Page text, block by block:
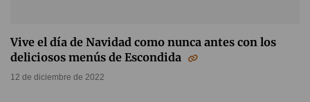
Vive el día de Navidad como nunca antes con los
deliciosos menús de Escondida
12 de diciembre de 2022